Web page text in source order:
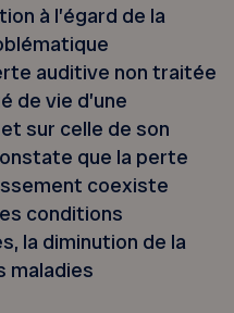
à l’égard de la
auditive non traitée
de vie d’une
sur celle de son
que la perte
coexiste
conditions
la diminution de la
maladies